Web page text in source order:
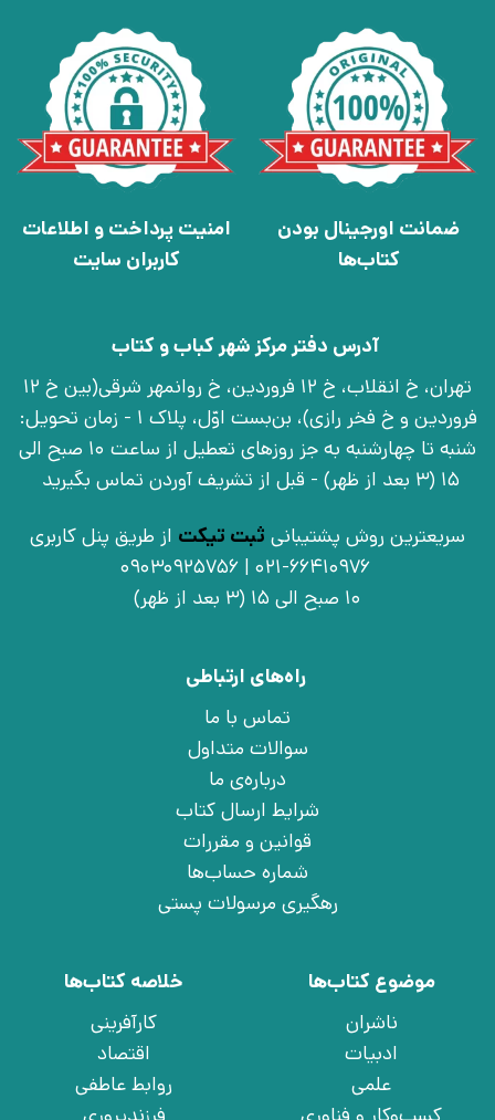
ضمانت اورجینال بودن
کتاب‌ها
امنیت پرداخت و اطلاعات
کاربران سایت
آدرس دفتر مرکز شهر کباب و کتاب
تهران، خ انقلاب، خ 12 فروردین، خ روانمهر شرقی(بین خ 12
فروردین و خ فخر رازی)، بن‌بست اوّل، پلاک 1 - زمان تحویل:
شنبه تا چهارشنبه به جز روزهای تعطیل از ساعت 10 صبح الی
15 (3 بعد از ظهر) - قبل از تشریف آوردن تماس بگیرید
سریعترین روش پشتیبانی ثبت تیکت از طریق پنل کاربری
021-66410976 | 09030925756
10 صبح الی 15 (3 بعد از ظهر)
راه‌های ارتباطی
تماس با ما
سوالات متداول
درباره‌ی ما
شرایط ارسال کتاب
قوانین و مقررات
شماره حساب‌ها
رهگیری مرسولات پستی
موضوع کتاب‌ها
ناشران
ادبیات
علمی
خلاصه کتاب‌ها
کارآفرینی
اقتصاد
روابط عاطفی